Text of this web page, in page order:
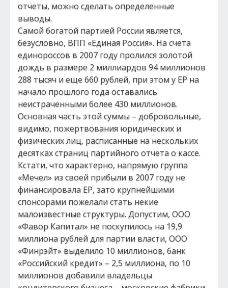
отчеты, можно сделать определенные
выводы.
Самой богатой партией России является,
безусловно, ВПП «Единая Россия». На счета
единороссов в 2007 году пролился золотой
дождь в размере 2 миллиардов 94 миллионов
288 тысяч и еще 660 рублей, при этом у ЕР на
начало прошлого года оставались
неистраченными более 430 миллионов.
Основная часть этой суммы – добровольные,
видимо, пожертвования юридических и
физических лиц, расписанные на нескольких
десятках страниц партийного отчета о кассе.
Кстати, что характерно, напрямую группа
«Мечел» из своей прибыли в 2007 году не
финансировала ЕР, зато крупнейшими
спонсорами пожелали стать некие
малоизвестные структуры. Допустим, ООО
«Фавор Капитал» не поскупилось на 19,9
миллиона рублей для партии власти, ООО
«Финрэйт» выделило 10 миллионов, банк
«Российский кредит» – 2,5 миллиона, по 10
миллионов добавили владельцы